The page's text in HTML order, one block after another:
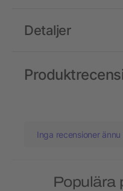
Detaljer
Inga recensioner
Populära